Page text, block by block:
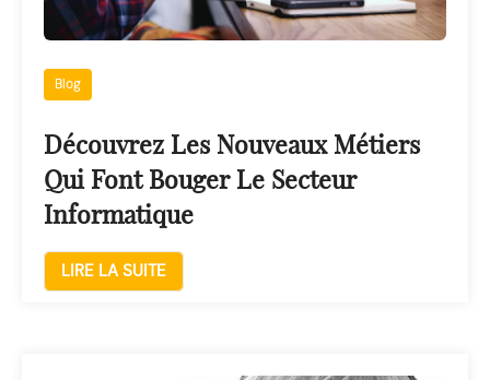
Blog
Découvrez Les Nouveaux Métiers
Qui Font Bouger Le Secteur
Informatique
LIRE LA SUITE